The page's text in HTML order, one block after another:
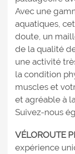
Avec une
aquatiques,
doute, un
de la qualité
une activité
la condition
muscles et
et agréable à la
Suivez-nous
VÉLOROUTE
expérience